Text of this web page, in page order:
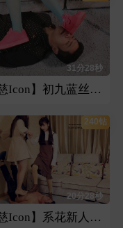
31分28秒
【婉慈Icon】初九蓝丝恋足腿脚绞坐脸插嘴
240钻
20分28秒
【婉慈Icon】系花新人双s皮鞋高跟纯踩踏